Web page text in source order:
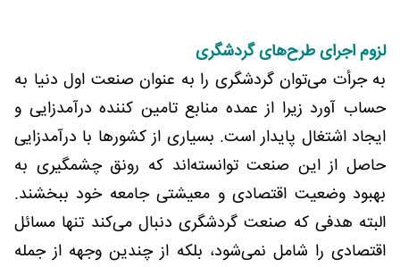
لزوم اجرای طرح‌های گردشگری
به جرأت می‌توان گردشگری را به عنوان صنعت اول دنیا به
حساب آورد زیرا از عمده منابع تامین کننده درآمدزایی و
ایجاد اشتغال پایدار است. بسیاری از کشورها با درآمدزایی
حاصل از این صنعت توانسته‌اند که رونق چشمگیری به
بهبود وضعیت اقتصادی و معیشتی جامعه خود ببخشند.
البته هدفی که صنعت گردشگری دنبال می‌کند تنها مسائل
اقتصادی را شامل نمی‌شود، بلکه از چندین وجهه از جمله